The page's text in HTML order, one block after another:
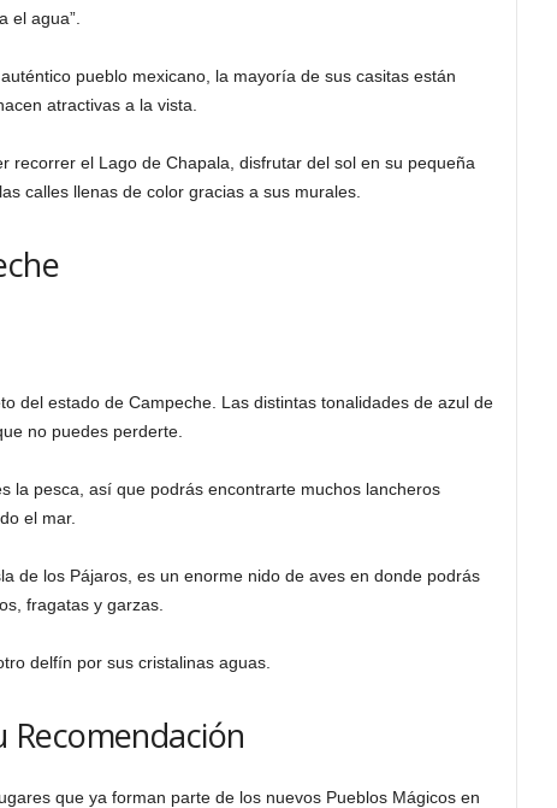
el agua”.
pueblo mexicano, la mayoría de sus casitas están
atractivas a la vista.
recorrer el Lago de Chapala, disfrutar del sol en su pequeña
calles llenas de color gracias a sus murales.
del estado de Campeche. Las distintas tonalidades de azul de
no puedes perderte.
la pesca, así que podrás encontrarte muchos lancheros
el mar.
de los Pájaros, es un enorme nido de aves en donde podrás
fragatas y garzas.
delfín por sus cristalinas aguas.
Recomendación
que ya forman parte de los nuevos Pueblos Mágicos en